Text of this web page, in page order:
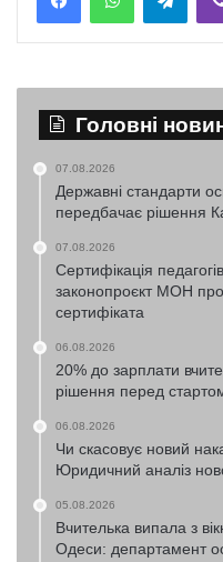
Головні
07.08.2026
Державні стандарти
передбачає рішення
07.08.2026
Сертифікація
законопроєкт МОН про
сертифіката
06.08.2026
20% до зарплати
рішення перед
06.08.2026
Чи скасовує новий
Юридичний аналіз
05.08.2026
Вчителька випала з
Одеси: департамент